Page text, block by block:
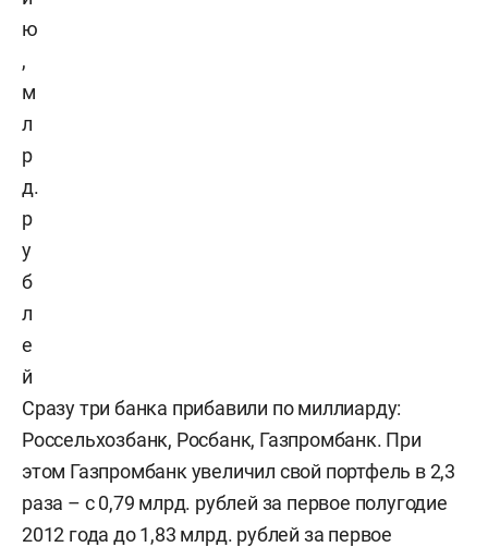
ю
,
м
л
р
д.
р
у
б
л
е
й
Сразу три банка прибавили по миллиарду:
Россельхозбанк, Росбанк, Газпромбанк. При
этом Газпромбанк увеличил свой портфель в 2,3
раза – с 0,79 млрд. рублей за первое полугодие
2012 года до 1,83 млрд. рублей за первое